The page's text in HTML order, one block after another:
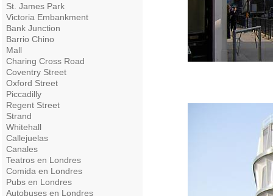
St. James Park
Victoria Embankment
Bank Junction
Barrio Chino
Mall
Charing Cross Road
Coventry Street
Oxford Street
Piccadilly
Regent Street
Strand
Whitehall
Callejuelas
Canales
Teatros en Londres
Comida en Londres
Pubs en Londres
Autobuses en Londres